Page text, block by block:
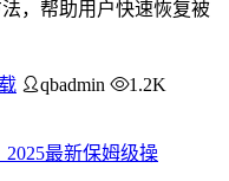
，帮助用户快速恢复被
qbadmin
1.2K